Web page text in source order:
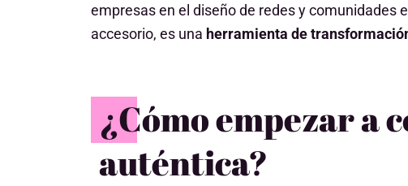
empresas en el diseño de redes y comunidades
accesorio, es una herramienta de
¿Cómo empezar a
auténtica?